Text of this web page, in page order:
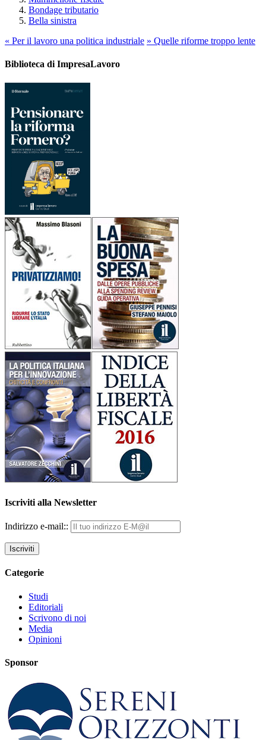
Bondage tributario
Bella sinistra
« Per il lavoro una politica industriale » Quelle riforme troppo lente
Biblioteca di ImpresaLavoro
Iscriviti alla Newsletter
Indirizzo e-mail::
Categorie
Studi
Editoriali
Scrivono di noi
Media
Opinioni
Sponsor